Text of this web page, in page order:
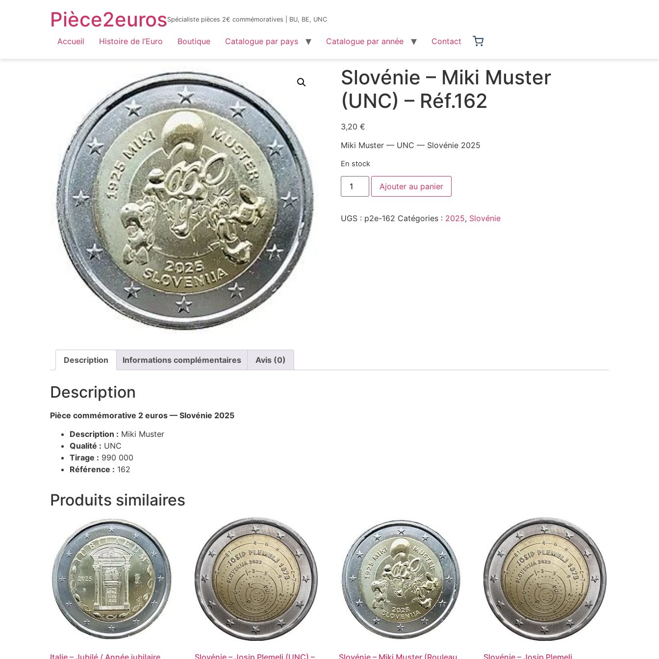
LnyacO_HdHZmhxKtnaFXQuhcbF-jYnbRWJOFBf_6sYY
Pièce2eurosSpécialiste pièces 2€ commémoratives | BU, BE, UNC
Accueil Histoire de l’Euro Boutique Catalogue par pays Catalogue par année
Contact
Slovénie – Miki Muster
(UNC) – Réf.162
3,20 €
Miki Muster — UNC — Slovénie 2025
En stock
Ajouter au panier
UGS : p2e-162 Catégories : 2025, Slovénie
Description Informations complémentaires Avis (0)
Description
Pièce commémorative 2 euros — Slovénie 2025
Description : Miki Muster
Qualité : UNC
Tirage : 990 000
Référence : 162
Produits similaires
Italie – Jubilé / Année jubilaire Slovénie – Josip Plemelj (UNC) – Slovénie – Miki Muster (Rouleau Slovénie – Josip Plemelj